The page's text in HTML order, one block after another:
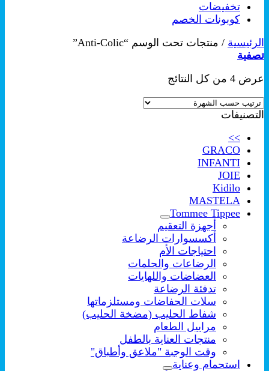
تخفيضات
كوبونات الخصم
الرئيسية / منتجات تحت الوسم “Anti-Colic”
تصفية
عرض ⁦4⁩ من كل النتائج
حسب
التصنيفات
>>
GRACO
INFANTI
JOIE
Kidilo
MASTELA
Tommee Tippee
أجهزة التعقيم
أكسسوارات الرضاعة
احتياجات الأم
الرضاعات والحلمات
العضاضات واللهايات
تدفئة الرضاعة
سلات الحفاضات ومستلزماتها
شفاط الحليب (مضخة الحليب)
مراييل الطعام
منتجات العناية بالطفل
وقت الوجبة "ملاعق وأطباق"
استحمام وعناية